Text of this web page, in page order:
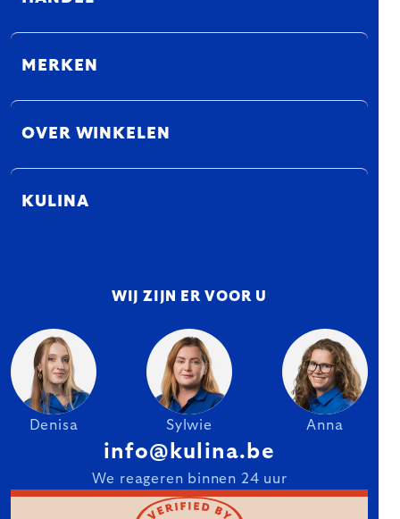
MERKEN
OVER WINKELEN
KULINA
WIJ ZIJN ER VOOR U
Denisa Sylwie Anna
info@kulina.be
We reageren binnen 24 uur